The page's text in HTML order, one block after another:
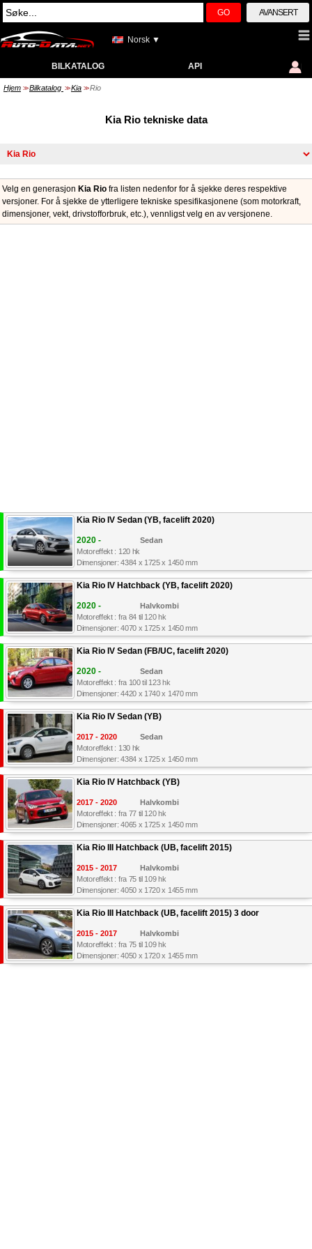
GO AVANSERT
Norsk ▼
BILKATALOG API
Hjem >> Bilkatalog >> Kia >> Rio
Kia Rio tekniske data
Velg en generasjon Kia Rio fra listen nedenfor for å sjekke deres respektive
versjoner. For å sjekke de ytterligere tekniske spesifikasjonene (som motorkraft,
dimensjoner, vekt, drivstofforbruk, etc.), vennligst velg en av versjonene.
Kia Rio IV Sedan (YB, facelift 2020)
2020 -
Sedan
Motoreffekt : 120 hk
Dimensjoner: 4384 x 1725 x 1450 mm
Kia Rio IV Hatchback (YB, facelift 2020)
2020 -
Halvkombi
Motoreffekt : fra 84 til 120 hk
Dimensjoner: 4070 x 1725 x 1450 mm
Kia Rio IV Sedan (FB/UC, facelift 2020)
2020 -
Sedan
Motoreffekt : fra 100 til 123 hk
Dimensjoner: 4420 x 1740 x 1470 mm
Kia Rio IV Sedan (YB)
2017 - 2020
Sedan
Motoreffekt : 130 hk
Dimensjoner: 4384 x 1725 x 1450 mm
Kia Rio IV Hatchback (YB)
2017 - 2020
Halvkombi
Motoreffekt : fra 77 til 120 hk
Dimensjoner: 4065 x 1725 x 1450 mm
Kia Rio III Hatchback (UB, facelift 2015)
2015 - 2017
Halvkombi
Motoreffekt : fra 75 til 109 hk
Dimensjoner: 4050 x 1720 x 1455 mm
Kia Rio III Hatchback (UB, facelift 2015) 3 door
2015 - 2017
Halvkombi
Motoreffekt : fra 75 til 109 hk
Dimensjoner: 4050 x 1720 x 1455 mm